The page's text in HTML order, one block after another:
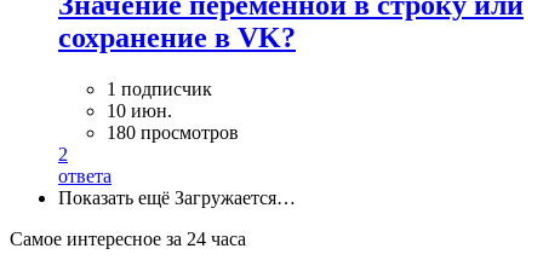
сохранение в VK?
1 подписчик
10 июн.
180 просмотров
2
ответа
Показать ещё Загружается…
Самое интересное за 24 часа